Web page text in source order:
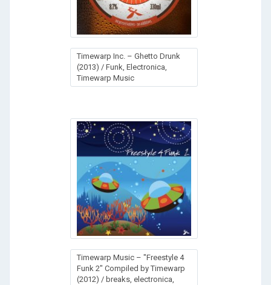
Timewarp Inc. – Ghetto Drunk
(2013) / Funk, Electronica,
Timewarp Music
Timewarp Music – "Freestyle 4
Funk 2" Compiled by Timewarp
(2012) / breaks, electronica,